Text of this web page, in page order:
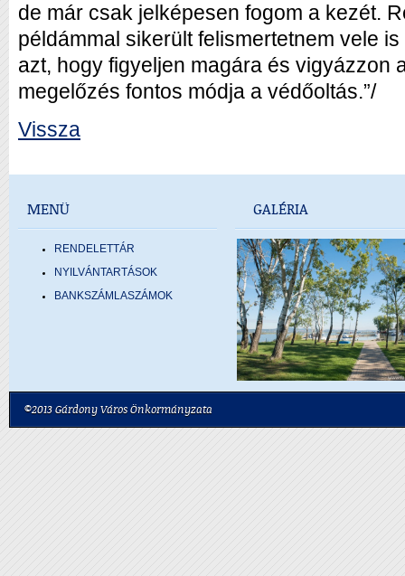
de már csak jelképesen fogom a kezét.
példámmal sikerült felismertetnem vele
azt, hogy figyeljen magára és vigyázzon
megelőzés fontos módja a védőoltás.”/
Vissza
MENÜ
RENDELETTÁR
NYILVÁNTARTÁSOK
BANKSZÁMLASZÁMOK
GALÉRIA
©2013 Gárdony Város Önkormányzata